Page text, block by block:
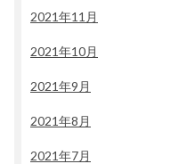
2021年11月
2021年10月
2021年9月
2021年8月
2021年7月